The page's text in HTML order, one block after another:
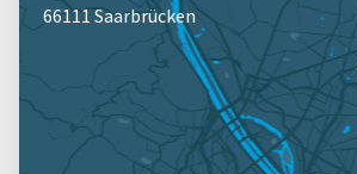
66111 Saarbrücken